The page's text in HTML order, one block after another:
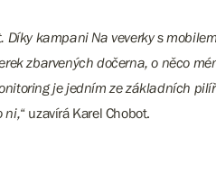
kampani Na veverky s
zbarvených dočerna, o něco
je jedním ze základních
ni,“ uzavírá Karel Chobot.